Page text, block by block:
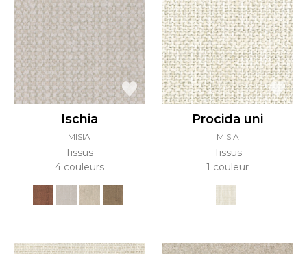
Ischia
MISIA
Tissus
4 couleurs
Procida uni
MISIA
Tissus
1 couleur